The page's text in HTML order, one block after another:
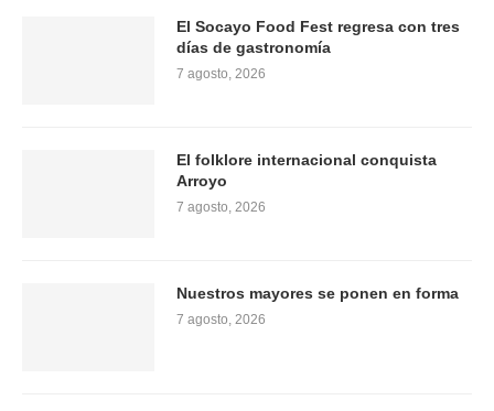
El Socayo Food Fest regresa con tres
días de gastronomía
7 agosto, 2026
El folklore internacional conquista
Arroyo
7 agosto, 2026
Nuestros mayores se ponen en forma
7 agosto, 2026